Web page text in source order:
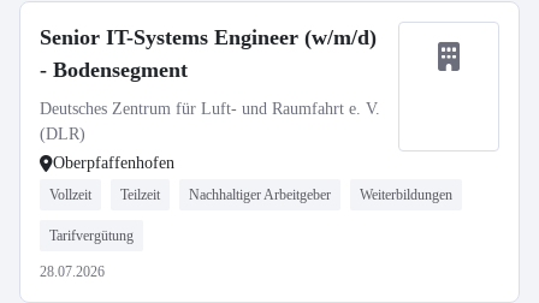
Senior IT-Systems Engineer (w/m/d)
- Bodensegment
Deutsches Zentrum für Luft- und Raumfahrt e. V.
(DLR)
Oberpfaffenhofen
Vollzeit Teilzeit Nachhaltiger Arbeitgeber Weiterbildungen
Tarifvergütung
28.07.2026